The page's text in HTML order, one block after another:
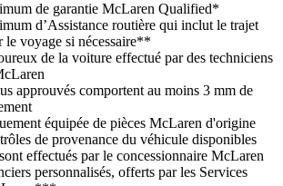
de garantie McLaren Qualified*
d’Assistance routière qui inclut le trajet
le voyage si nécessaire**
de la voiture effectué par des techniciens
approuvés comportent au moins 3 mm de
équipée de pièces McLaren d'origine
de provenance du véhicule disponibles
effectués par le concessionnaire McLaren
personnalisés, offerts par les Services